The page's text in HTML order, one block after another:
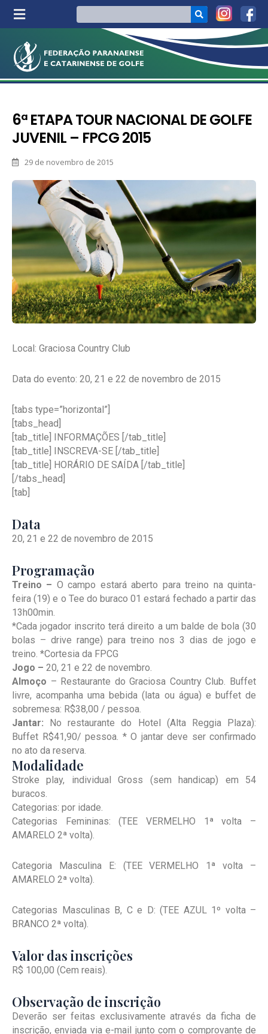
6ª ETAPA TOUR NACIONAL DE GOLFE
JUVENIL – FPCG 2015
29 de novembro de 2015
Local: Graciosa Country Club
Data do evento: 20, 21 e 22 de novembro de 2015
[tabs type=”horizontal”]
[tabs_head]
[tab_title] INFORMAÇÕES [/tab_title]
[tab_title] INSCREVA-SE [/tab_title]
[tab_title] HORÁRIO DE SAÍDA [/tab_title]
[/tabs_head]
[tab]
Data
20, 21 e 22 de novembro de 2015
Programação
Treino – O campo estará aberto para treino na quinta-
feira (19) e o Tee do buraco 01 estará fechado a partir das
13h00min.
*Cada jogador inscrito terá direito a um balde de bola (30
bolas – drive range) para treino nos 3 dias de jogo e
treino. *Cortesia da FPCG
Jogo – 20, 21 e 22 de novembro.
Almoço – Restaurante do Graciosa Country Club. Buffet
livre, acompanha uma bebida (lata ou água) e buffet de
sobremesa: R$38,00 / pessoa.
Jantar: No restaurante do Hotel (Alta Reggia Plaza):
Buffet R$41,90/ pessoa. * O jantar deve ser confirmado
no ato da reserva.
Modalidade
Stroke play, individual Gross (sem handicap) em 54
buracos.
Categorias: por idade.
Categorias Femininas: (TEE VERMELHO 1ª volta –
AMARELO 2ª volta).
Categoria Masculina E: (TEE VERMELHO 1ª volta –
AMARELO 2ª volta).
Categorias Masculinas B, C e D: (TEE AZUL 1º volta –
BRANCO 2ª volta).
Valor das inscrições
R$ 100,00 (Cem reais).
Observação de inscrição
Deverão ser feitas exclusivamente através da ficha de
inscrição, enviada via e-mail junto com o comprovante de